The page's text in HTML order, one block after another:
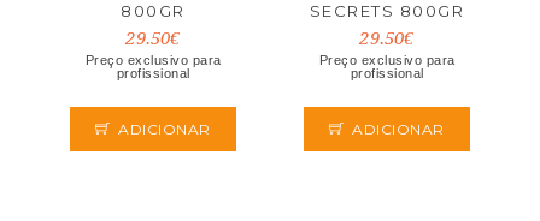
800GR
29.50€
Preço exclusivo para
profissional
ADICIONAR
SECRETS 800GR
29.50€
Preço exclusivo para
profissional
ADICIONAR